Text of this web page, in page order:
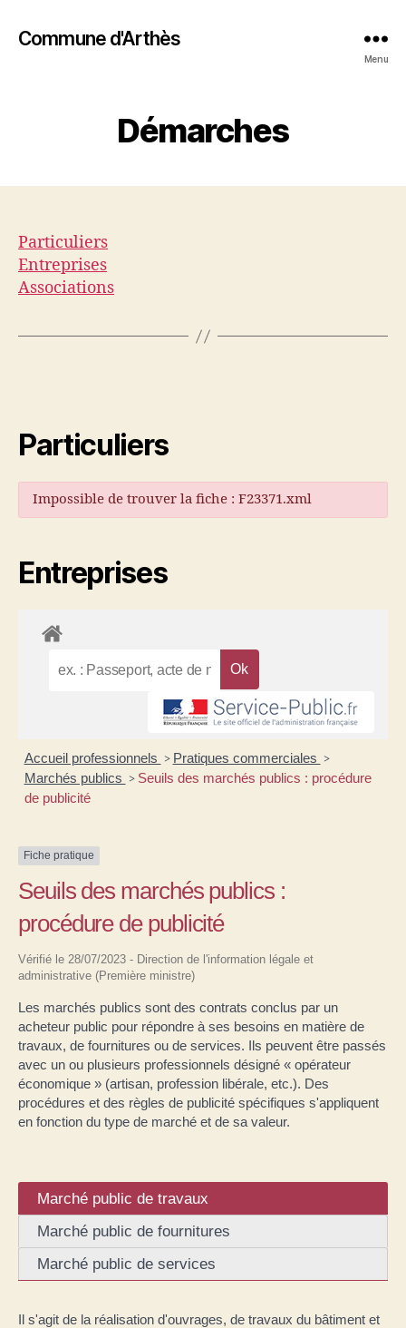
Commune d'Arthès
Menu
Démarches
Particuliers
Entreprises
Associations
Particuliers
Impossible de trouver la fiche : F23371.xml
Entreprises
Accueil professionnels > Pratiques commerciales >
Marchés publics > Seuils des marchés publics : procédure
de publicité
Fiche pratique
Seuils des marchés publics :
procédure de publicité
Vérifié le 28/07/2023 - Direction de l'information légale et
administrative (Première ministre)
Les marchés publics sont des contrats conclus par un
acheteur public pour répondre à ses besoins en matière de
travaux, de fournitures ou de services. Ils peuvent être passés
avec un ou plusieurs professionnels désigné « opérateur
économique » (artisan, profession libérale, etc.). Des
procédures et des règles de publicité spécifiques s'appliquent
en fonction du type de marché et de sa valeur.
Marché public de travaux
Marché public de fournitures
Marché public de services
Il s'agit de la réalisation d'ouvrages, de travaux du bâtiment et